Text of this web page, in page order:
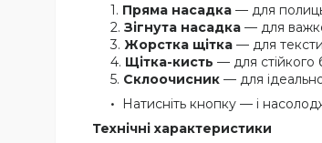
Пряма насадка — для
Зігнута насадка — для
Жорстка щітка — для
Щітка-кисть — для стійкого
Склоочисник — для
Натисніть кнопку — і
Технічні характеристики